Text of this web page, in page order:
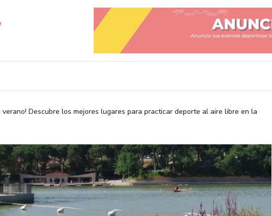
verano! Descubre los mejores lugares para practicar deporte al aire libre en la